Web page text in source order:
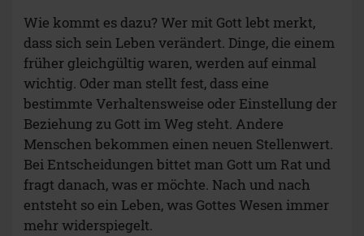
Wie kommt es dazu? Wer mit Gott lebt merkt,
dass sich sein Leben verändert. Dinge, die einem
früher gleichgültig waren, werden auf einmal
wichtig. Oder man stellt fest, dass eine
bestimmte Verhaltensweise oder Einstellung der
Beziehung zu Gott im Weg steht. Andere
Menschen bekommen einen neuen Stellenwert.
Bei Entscheidungen bittet man Gott um Rat und
fragt danach, was er möchte. Nach und nach
entsteht so ein Leben, was Gottes Wesen immer
mehr widerspiegelt.